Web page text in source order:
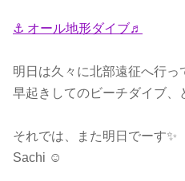
⚓︎ オール地形ダイブ♬
明日は久々に北部遠征へ行っ
早起きしてのビーチダイブ、
それでは、また明日でーす✨
Sachi ☺︎